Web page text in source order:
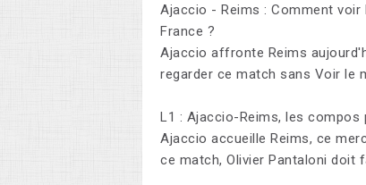
Ajaccio - Reims : Comment voir
France ?
Ajaccio affronte Reims
regarder ce match sans Voir le
L1 : Ajaccio-Reims, les compos
Ajaccio accueille Reims, ce
ce match, Olivier Pantaloni doit